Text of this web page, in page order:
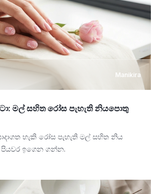
Manikira
මල් සහිත රෝස පැහැති නියපොතු
හැකි රෝස පැහැති මල් සහිත නිය
ඉගෙන ගන්න.